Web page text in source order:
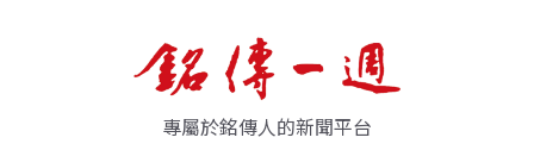
專屬於銘傳人的新聞平台